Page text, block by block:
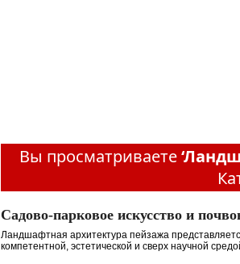
Вы просматриваете
Садово-парковое искусство и
Ландшафтная архитектура пейзажа
компетентной, эстетической и сверх научной